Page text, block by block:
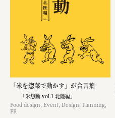
「米を惣菜で動かす」が合言葉
「米惣動 vol.1 北陸編」
Food design, Event, Design, Planning,
PR